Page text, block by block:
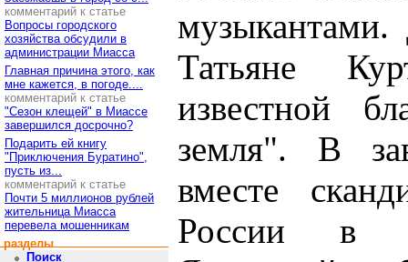
комментарий к статье
Вопросы городского
хозяйства обсудили в
администрации Миасса
Главная причина этого, как
мне кажется, в погоде....
комментарий к статье
"Сезон клещей" в Миассе
завершился досрочно?
Подарить ей книгу
"Приключения Буратино",
пусть из...
комментарий к статье
Почти 5 миллионов рублей
жительница Миасса
перевела мошенникам
разделы
Поиск
музыкантами.
Татьяне
известной
земля". В
вместе
России в